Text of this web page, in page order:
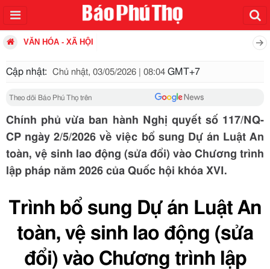
VĂN HÓA - XÃ HỘI
Cập nhật: Chủ nhật, 03/05/2026 | 08:04 GMT+7
Theo dõi Báo Phú Thọ trên
Chính phủ vừa ban hành Nghị quyết số 117/NQ-
CP ngày 2/5/2026 về việc bổ sung Dự án Luật An
toàn, vệ sinh lao động (sửa đổi) vào Chương trình
lập pháp năm 2026 của Quốc hội khóa XVI.
Trình bổ sung Dự án Luật An
toàn, vệ sinh lao động (sửa
đổi) vào Chương trình lập